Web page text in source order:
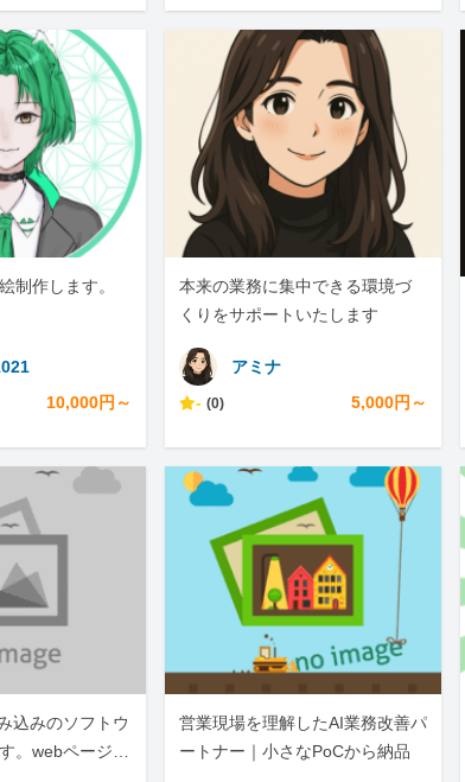
制作します。
10,000円～
本来の業務に集中できる環境づ
くりをサポートいたします
アミナ
- (0) 5,000円～
込みのソフトウ
。webページの
営業現場を理解したAI業務改善パ
ートナー｜小さなPoCから納品